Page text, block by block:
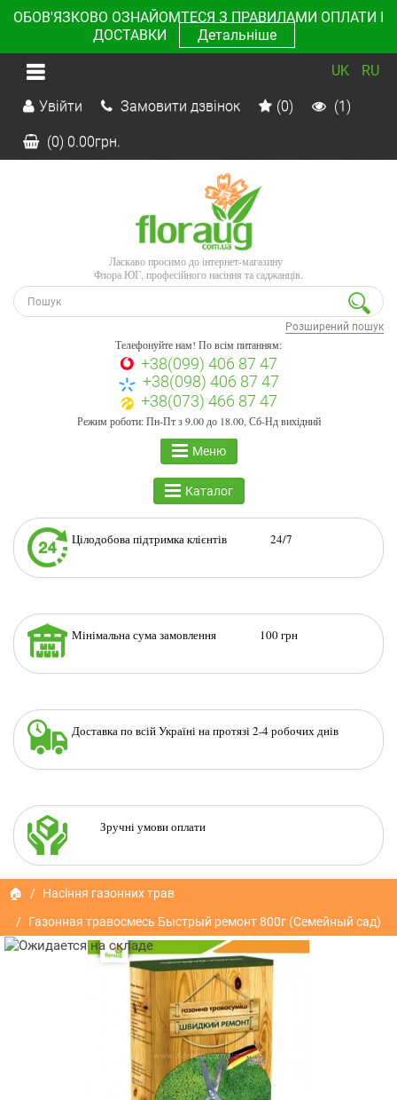
ОБОВ'ЯЗКОВО ОЗНАЙОМТЕСЯ З ПРАВИЛАМИ ОПЛАТИ І
ДОСТАВКИ
Детальніше
UK RU
Увійти Замовити дзвінок (0) (1)
(0) 0.00грн.
Ласкаво просимо до інтернет-магазину
Флора ЮГ, професійного насіння та саджанців.
Розширений пошук
Телефонуйте нам! По всім питанням:
+38(099) 406 87 47
+38(098) 406 87 47
+38(073) 466 87 47
Режим роботи: Пн-Пт з 9.00 до 18.00, Сб-Нд вихідний
Меню
Каталог
Цілодобова підтримка клієнтів 24/7
Мінімальна сума замовлення 100 грн
Доставка по всій Україні на протязі 2-4 робочих днів
Зручні умови оплати
🏠
Насіння газонних трав
Газонная травосмесь Быстрый ремонт 800г (Семейный сад)